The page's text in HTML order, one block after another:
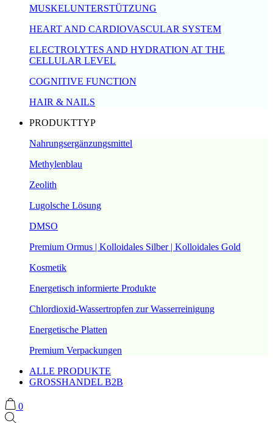
MUSKELUNTERSTÜTZUNG
HEART AND CARDIOVASCULAR SYSTEM
ELECTROLYTES AND HYDRATION AT THE
CELLULAR LEVEL
COGNITIVE FUNCTION
HAIR & NAILS
PRODUKTTYP
Nahrungsergänzungsmittel
Methylenblau
Zeolith
Lugolsche Lösung
DMSO
Premium Ormus | Kolloidales Silber | Kolloidales Gold
Kosmetik
Energetisch informierte Produkte
Chlordioxid-Wassertropfen zur Wasserreinigung
Energetische Platten
Premium Verpackungen
ALLE PRODUKTE
GROSSHANDEL B2B
0